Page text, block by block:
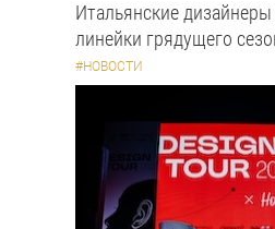
Итальянские
линейки грядущего
#НОВОСТИ